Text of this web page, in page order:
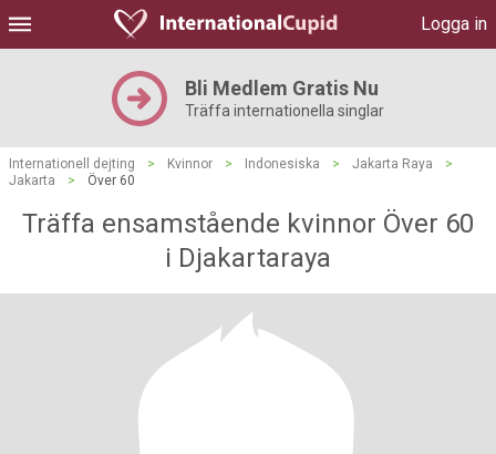
Logga in
Bli Medlem Gratis Nu
Träffa internationella singlar
Internationell dejting > Kvinnor > Indonesiska > Jakarta Raya
>
Jakarta
> Över 60
Träffa ensamstående kvinnor Över 60
i Djakartaraya